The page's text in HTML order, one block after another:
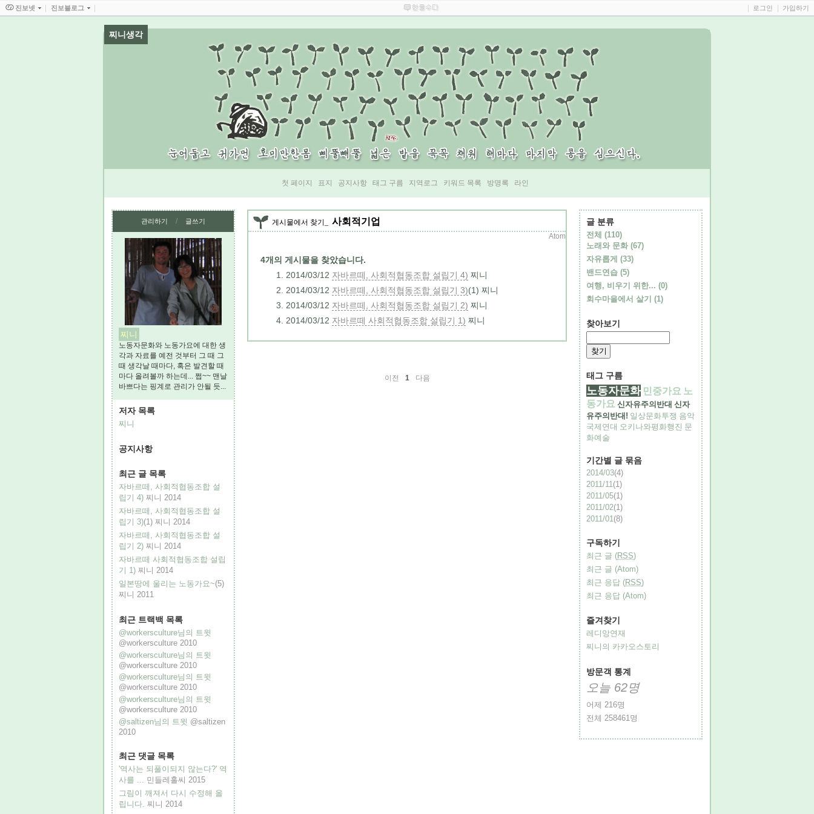
찌니생각
첫 페이지 표지 공지사항 태그 구름 지역로그 키워드 목록 방명록 라인
관리하기 / 글쓰기
찌니
노동자문화와 노동가요에 대한 생
각과 자료를 예전 것부터 그 때 그
때 생각날 때마다, 혹은 발견할 때
마다 올려볼까 하는데... 쩝~~ 맨날
바쁘다는 핑계로 관리가 안될 듯...
저자 목록
찌니
공지사항
최근 글 목록
자바르떼, 사회적협동조합 설
립기 4) 찌니 2014
자바르떼, 사회적협동조합 설
립기 3)(1) 찌니 2014
자바르떼, 사회적협동조합 설
립기 2) 찌니 2014
자바르떼 사회적협동조합 설립
기 1) 찌니 2014
일본땅에 울리는 노동가요~(5)
찌니 2011
최근 트랙백 목록
@workersculture님의 트윗
@workersculture 2010
@workersculture님의 트윗
@workersculture 2010
@workersculture님의 트윗
@workersculture 2010
@workersculture님의 트윗
@workersculture 2010
@saltizen님의 트윗 @saltizen
2010
최근 댓글 목록
'역사는 되풀이되지 않는다?' 역
사를 ... 민들레홀씨 2015
그림이 깨져서 다시 수정해 올
립니다. 찌니 2014
게시물에서 찾기 사회적기업
Atom
4개의 게시물을 찾았습니다.
2014/03/12 자바르떼, 사회적협동조합 설립기 4) 찌니
2014/03/12 자바르떼, 사회적협동조합 설립기 3)(1) 찌니
2014/03/12 자바르떼, 사회적협동조합 설립기 2) 찌니
2014/03/12 자바르떼 사회적협동조합 설립기 1) 찌니
이전 1 다음
글 분류
전체 (110)
노래와 문화 (67)
자유롭게 (33)
밴드연습 (5)
여행, 비우기 위한... (0)
회수마을에서 살기 (1)
찾아보기
태그 구름
노동자문화 민중가요 노
동가요 신자유주의반대 신자
유주의반대! 일상문화투쟁 음악
국제연대 오키나와평화행진 문
화예술
기간별 글 묶음
2014/03(4)
2011/11(1)
2011/05(1)
2011/02(1)
2011/01(8)
구독하기
최근 글 (RSS)
최근 글 (Atom)
최근 응답 (RSS)
최근 응답 (Atom)
즐겨찾기
레디앙연재
찌니의 카카오스토리
방문객 통계
오늘 62명
어제 216명
전체 258461명
진보넷 진보블로그 로그인 가입하기